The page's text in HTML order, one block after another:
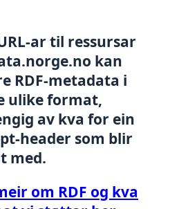
ar til ressursar
kan
RDF-metadata i
ulike format,
av kva for ein
header som blir
med.
om RDF og kva